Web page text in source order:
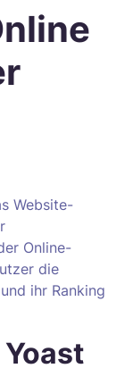
Website-
Online-
die
ihr Ranking